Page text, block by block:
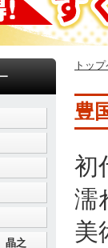
トッ
豊
初
濡
美
晶之